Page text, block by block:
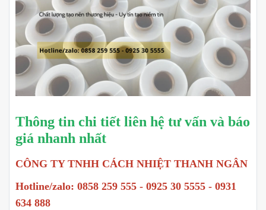
Thông tin chi tiết liên hệ tư vấn và báo
giá nhanh nhất
CÔNG TY TNHH CÁCH NHIỆT THANH NGÂN
Hotline/zalo: 0858 259 555 - 0925 30 5555 - 0931
634 888